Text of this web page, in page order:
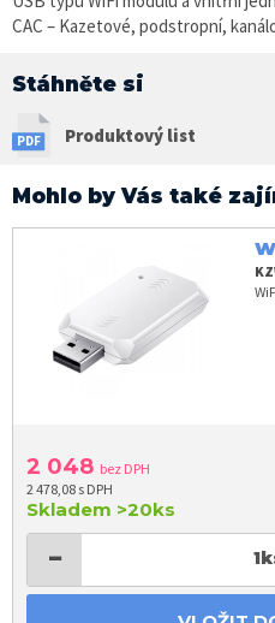
CAC – Kazetové, podstropní,
Stáhněte si
Produktový list
Mohlo by Vás také
2 048 bez DPH
2 478,08 s DPH
Skladem >20ks
− 1